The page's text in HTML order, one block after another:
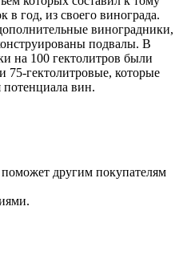
в год, из своего винограда.
виноградники,
подвалы. В
на 100 гектолитров были
75-гектолитровые, которые
потенциала вин.
другим покупателям